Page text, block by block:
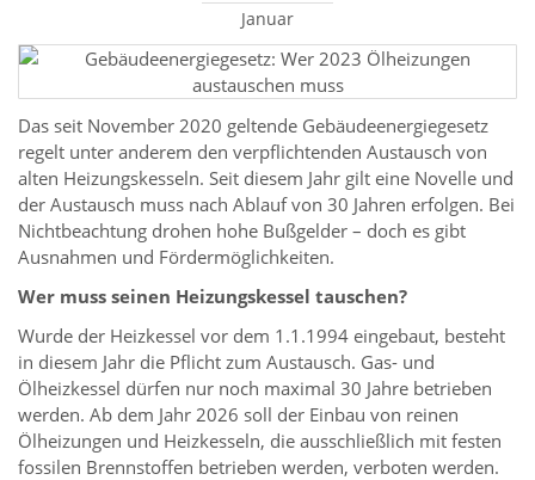
Januar
Das seit November 2020 geltende Gebäudeenergiegesetz
regelt unter anderem den verpflichtenden Austausch von
alten Heizungskesseln. Seit diesem Jahr gilt eine Novelle und
der Austausch muss nach Ablauf von 30 Jahren erfolgen. Bei
Nichtbeachtung drohen hohe Bußgelder – doch es gibt
Ausnahmen und Fördermöglichkeiten.
Wer muss seinen Heizungskessel tauschen?
Wurde der Heizkessel vor dem 1.1.1994 eingebaut, besteht
in diesem Jahr die Pflicht zum Austausch. Gas- und
Ölheizkessel dürfen nur noch maximal 30 Jahre betrieben
werden. Ab dem Jahr 2026 soll der Einbau von reinen
Ölheizungen und Heizkesseln, die ausschließlich mit festen
fossilen Brennstoffen betrieben werden, verboten werden.